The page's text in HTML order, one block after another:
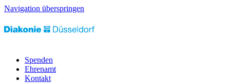
Navigation überspringen
Spenden
Ehrenamt
Kontakt